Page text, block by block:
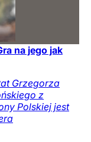
na jego jak
Grzegorza
z
Polskiej jest